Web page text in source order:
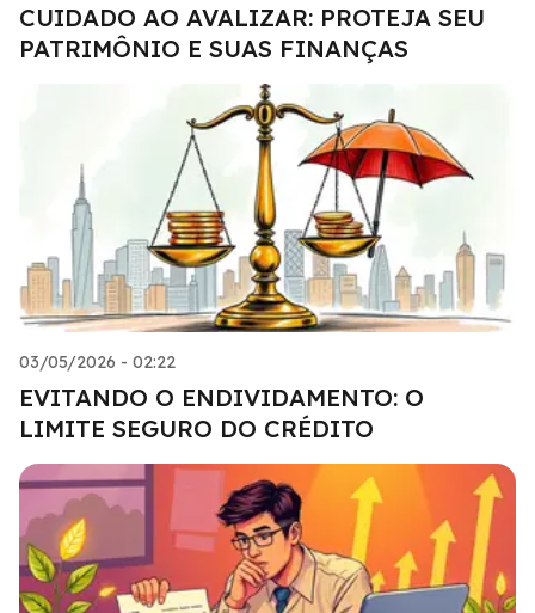
CUIDADO AO AVALIZAR: PROTEJA SEU
PATRIMÔNIO E SUAS FINANÇAS
03/05/2026 - 02:22
EVITANDO O ENDIVIDAMENTO: O
LIMITE SEGURO DO CRÉDITO